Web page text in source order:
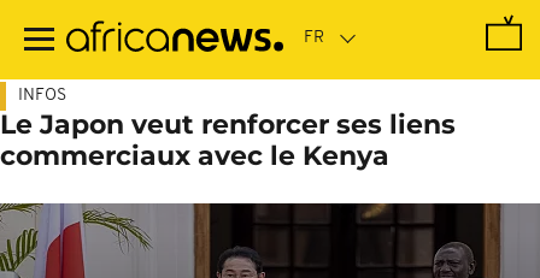
contenu
INFOS
Le Japon veut renforcer ses liens
commerciaux avec le Kenya